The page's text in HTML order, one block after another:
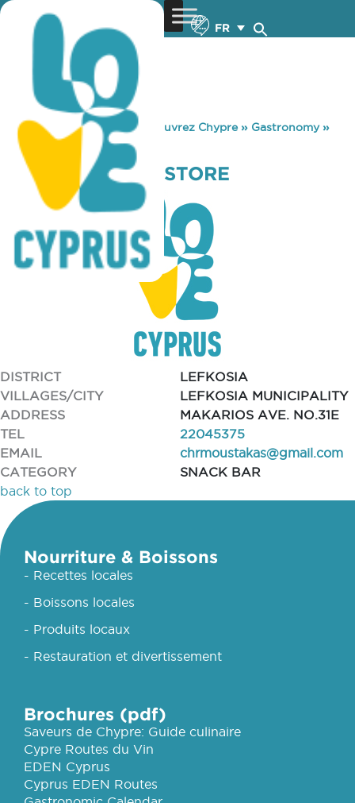
FR
You are here: Home »Découvrez Chypre» Gastronomy»
BRUNO COFFEE STORE
BRUNO COFFEE STORE
DISTRICT
LEFKOSIA
VILLAGES/CITY
LEFKOSIA MUNICIPALITY
ADDRESS
MAKARIOS AVE. NO.31E
TEL
22045375
EMAIL
chrmoustakas@gmail.com
CATEGORY
SNACK BAR
back to top
Nourriture & Boissons
- Recettes locales
- Boissons locales
- Produits locaux
- Restauration et divertissement
Brochures (pdf)
Saveurs de Chypre: Guide culinaire
Cypre Routes du Vin
EDEN Cyprus
Cyprus EDEN Routes